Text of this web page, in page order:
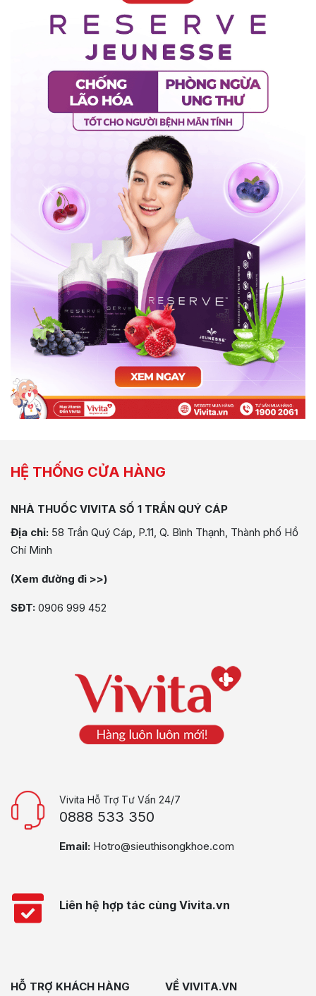
HỆ THỐNG CỬA HÀNG
NHÀ THUỐC VIVITA SỐ 1 TRẦN QUÝ CÁP
Địa chỉ: 58 Trần Quý Cáp, P.11, Q. Bình Thạnh, Thành phố Hồ
Chí Minh
(Xem đường đi >>)
SĐT: 0906 999 452
Vivita Hỗ Trợ Tư Vấn 24/7
0888 533 350
Email: Hotro@sieuthisongkhoe.com
Liên hệ hợp tác cùng Vivita.vn
HỖ TRỢ KHÁCH HÀNG VỀ VIVITA.VN